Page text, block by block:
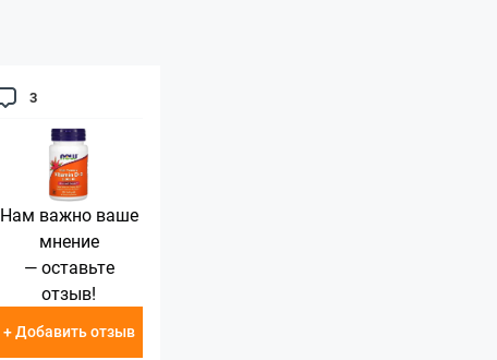
3
Нам важно ваше
мнение
— оставьте
отзыв!
+ Добавить отзыв